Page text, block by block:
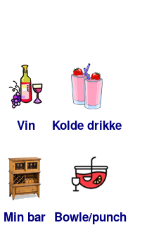
Vin Kolde drikke
Min bar Bowle/punch